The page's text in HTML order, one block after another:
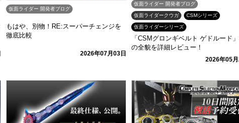
仮面ライダー 開発者ブログ
もはや、別物！RE:スーパーチェンジを
徹底比較
2026年07月03日
仮面ライダー 開発者ブログ
仮面ライダークウガ CSMシリーズ
仮面ライダーシリーズ
「CSMグロンギベルト ゲドルード
の全貌を詳細レビュー！
2026年05